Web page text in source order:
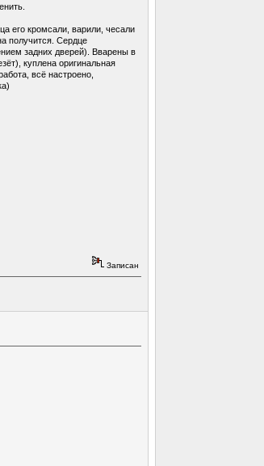
его кромсали, варили, чесали
получится. Сердце
задних дверей). Вварены в
куплена оригинальная
всё настроено,
Записан